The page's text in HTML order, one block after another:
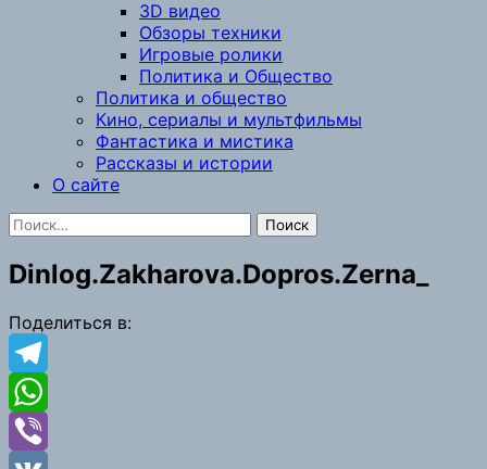
3D видео
Обзоры техники
Игровые ролики
Политика и Общество
Политика и общество
Кино, сериалы и мультфильмы
Фантастика и мистика
Рассказы и истории
О сайте
Найти:
Dinlog.Zakharova.Dopros.Zerna_
Поделиться в:
Telegram
WhatsApp